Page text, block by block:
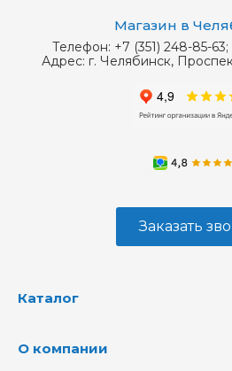
Магазин в
Телефон: +7 (351) 248-85-
Адрес: г. Челябинск,
Заказать
Каталог
О компании